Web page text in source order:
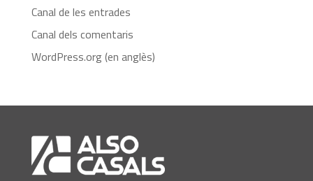
Canal de les entrades
Canal dels comentaris
WordPress.org (en anglès)